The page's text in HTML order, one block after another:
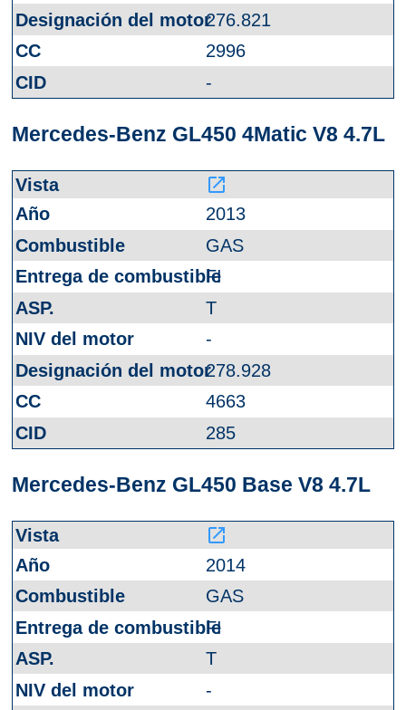
276.821
2996
-
Mercedes-Benz GL450 4Matic V8 4.7L
launch
2013
GAS
FI
T
-
278.928
4663
285
Mercedes-Benz GL450 Base V8 4.7L
launch
2014
GAS
FI
T
-